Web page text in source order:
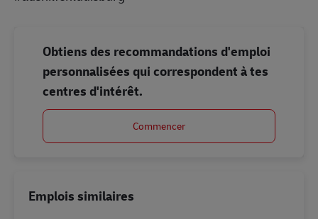
Obtiens des recommandations d'emploi
personnalisées qui correspondent à tes
centres d'intérêt.
Commencer
Emplois similaires